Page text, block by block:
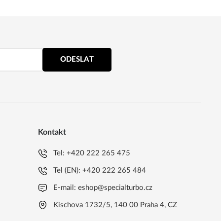
ODESLAT
Kontakt
Tel:+420 222 265 475
Tel (EN):+420 222 265 484
E-mail:eshop@specialturbo.cz
Kischova 1732/5, 140 00 Praha 4, CZ